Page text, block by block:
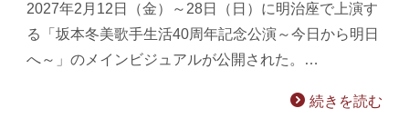
2027年2月12日（金）～28日（日）に明治座で上演す
る「坂本冬美歌手生活40周年記念公演～今日から明日
へ～」のメインビジュアルが公開された。…
続きを読む